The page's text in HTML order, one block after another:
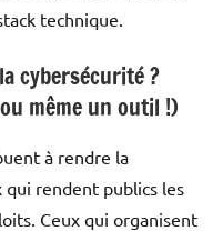
technique.
cybersécurité ?
même un outil !)
à rendre la
qui rendent publics les
Ceux qui organisent